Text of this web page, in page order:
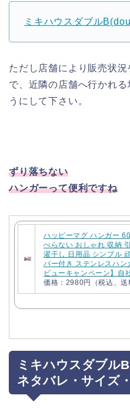
ミキハウスダブル
ただし店舗により販売状
で、近隣の店舗へ行かれ
うにして下さい。
ずり落ちない
ハンガーって便利ですね
ハッピーマグ ハンガー
べらない おしゃれ 収納
濯干し 日用品 シンプル
バー付き ステンレスハ
ビューキャンペーン】自
価格：2980円（税込、送
ミキハウスダブル
ネタバレ・サイズ